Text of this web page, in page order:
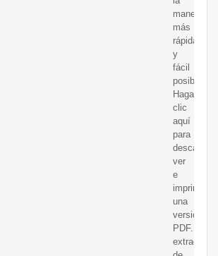
manera
más
rápida
y
fácil
posible.,
Haga
clic
aquí
para
descargar,
ver
e
imprimir
una
versión
PDF.
extracción